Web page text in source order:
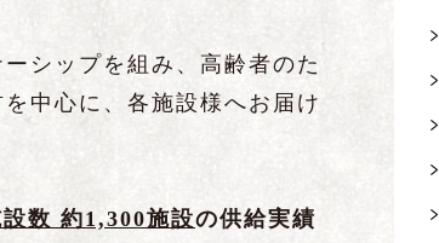
シップを組み、高齢者のた
中心に、各施設様へお届け
数 約1,300施設の供給実績